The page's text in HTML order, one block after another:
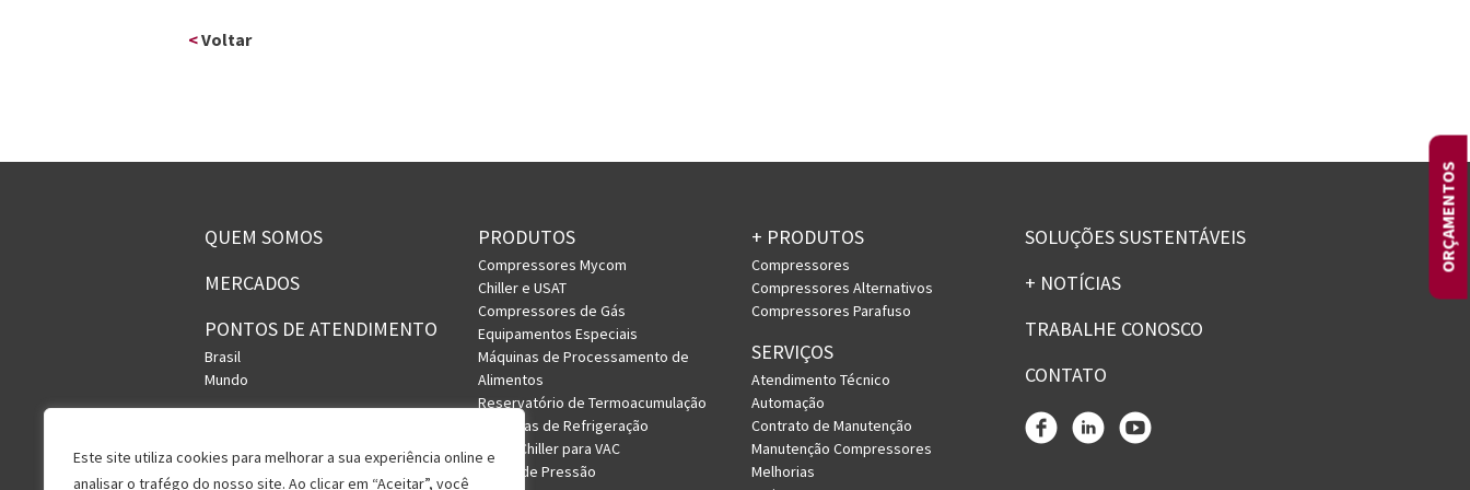
Este site utiliza cookies para melhorar a sua experiência online e
analisar o trafégo do nosso site. Ao clicar em “Aceitar”, você
<Voltar
ORÇAMENTOS
QUEM SOMOS
MERCADOS
PONTOS DE ATENDIMENTO
Brasil
Mundo
PRODUTOS
Compressores Mycom
Chiller e USAT
Compressores de Gás
Equipamentos Especiais
Máquinas de Processamento de
Alimentos
Reservatório de Termoacumulação
Sistemas de Refrigeração
URV e Chiller para VAC
Vasos de Pressão
+ PRODUTOS
Compressores
Compressores Alternativos
Compressores Parafuso
SERVIÇOS
Atendimento Técnico
Automação
Contrato de Manutenção
Manutenção Compressores
Melhorias
SOLUÇÕES SUSTENTÁVEIS
+ NOTÍCIAS
TRABALHE CONOSCO
CONTATO